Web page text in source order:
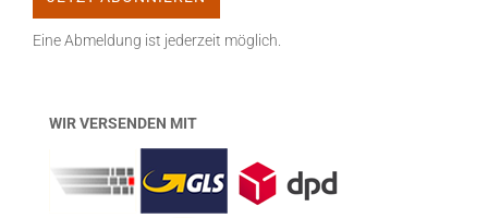
Eine Abmeldung ist jederzeit möglich.
WIR VERSENDEN MIT